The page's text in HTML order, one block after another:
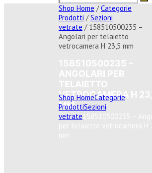
Shop Home /Categorie
Prodotti /Sezioni
vetrate / 158510500235 –
Angolari per telaietto
vetrocamera H 23,5 mm
VETROCAMERA H
MM
Shop HomeCategorie
ProdottiSezioni
vetrate